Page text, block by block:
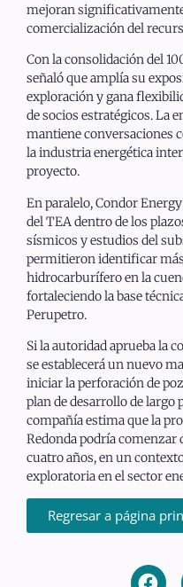
mejoran
comercialización del
Con la consolidación del
señaló que amplía su
exploración y gana
de socios estratégicos. La
mantiene conversaciones
la industria energética
proyecto.
En paralelo, Condor
del TEA dentro de los
sísmicos y estudios del
permitieron identificar
hidrocarburífero en la
fortaleciendo la base
Perupetro.
Si la autoridad aprueba la
se establecerá un nuevo
iniciar la perforación de
plan de desarrollo de largo
compañía estima que la
Redonda podría
cuatro años, en un
exploratoria en el sector
Regresar a página